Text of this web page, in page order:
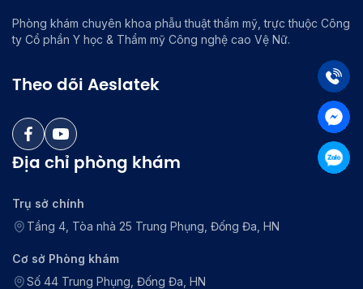
Phòng khám chuyên khoa phẫu thuật thẩm mỹ, trực thuộc Công
ty Cổ phần Y học & Thẩm mỹ Công nghệ cao Vệ Nữ.
Theo dõi Aeslatek
Địa chỉ phòng khám
Trụ sở chính
Tầng 4, Tòa nhà 25 Trung Phụng, Đống Đa, HN
Cơ sở Phòng khám
Số 44 Trung Phụng, Đống Đa, HN